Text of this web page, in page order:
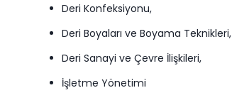
Deri Konfeksiyonu,
Deri Boyaları ve Boyama Teknikleri,
Deri Sanayi ve Çevre İlişkileri,
İşletme Yönetimi